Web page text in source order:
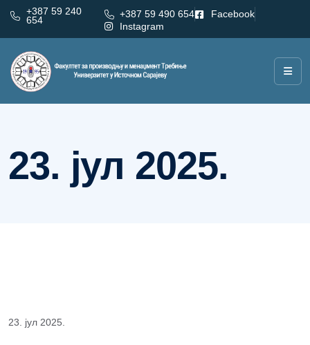
+387 59 240
654
+387 59 490 654
Facebook
Instagram
Дан:
23. јул 2025.
23. јул 2025.